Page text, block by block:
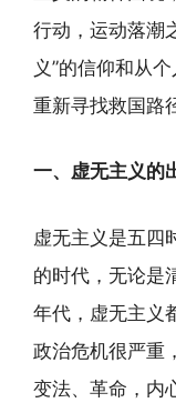
行动，运动落潮
义”的信仰和从
重新寻找救国路
一、虚无主义的
虚无主义是五四
的时代，无论是
年代，虚无主义
政治危机很严重
变法、革命，内